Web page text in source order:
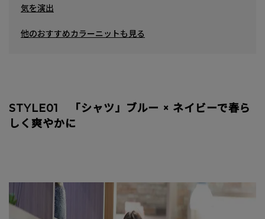
気を演出
他のおすすめカラーニットも見る
STYLE01 「シャツ」ブルー × ネイビーで春ら
しく爽やかに